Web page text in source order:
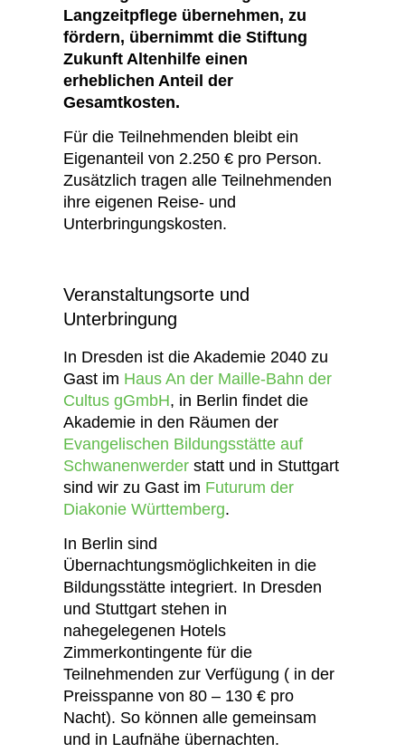
Langzeitpflege übernehmen, zu
fördern, übernimmt die Stiftung
Zukunft Altenhilfe einen
erheblichen Anteil der
Gesamtkosten.
Für die Teilnehmenden bleibt ein
Eigenanteil von 2.250 € pro Person.
Zusätzlich tragen alle Teilnehmenden
ihre eigenen Reise- und
Unterbringungskosten.
Veranstaltungsorte und
Unterbringung
In Dresden ist die Akademie 2040 zu
Gast im Haus An der Maille-Bahn der
Cultus gGmbH, in Berlin findet die
Akademie in den Räumen der
Evangelischen Bildungsstätte auf
Schwanenwerder statt und in Stuttgart
sind wir zu Gast im Futurum der
Diakonie Württemberg.
In Berlin sind
Übernachtungsmöglichkeiten in die
Bildungsstätte integriert. In Dresden
und Stuttgart stehen in
nahegelegenen Hotels
Zimmerkontingente für die
Teilnehmenden zur Verfügung ( in der
Preisspanne von 80 – 130 € pro
Nacht). So können alle gemeinsam
und in Laufnähe übernachten.